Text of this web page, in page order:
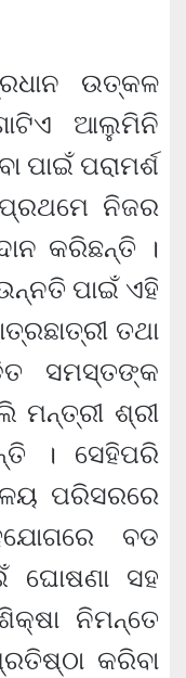
ଉତ୍କଳ
ଆଲୁମିନି
ପରାମର୍ଶ
ନିଜର
କରିଛନ୍ତି ।
ପାଇଁ ଏହି
ତଥା
ସମସ୍ତଙ୍କ
ମନ୍ତ୍ରୀ ଶ୍ରୀ
। ସେହିପରି
ପରିସରରେ
ବଡ
ଘୋଷଣା ସହ
ନିମନ୍ତେ
କରିବା